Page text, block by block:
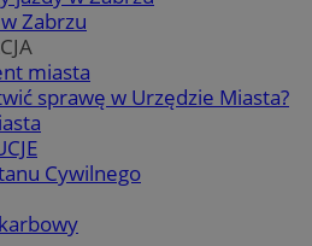
Zabrzu
miasta
sprawę w Urzędzie Miasta?
Cywilnego